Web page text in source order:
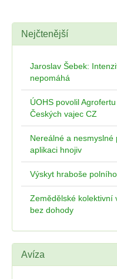
Nejčtenější
Jaroslav Šebek:
nepomáhá
ÚOHS povolil
Českých vajec CZ
Nereálné a
aplikaci hnojiv
Výskyt hraboše
Zemědělské kolektivní
bez dohody
Avíza